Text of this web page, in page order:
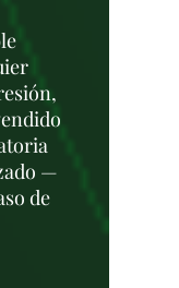
—
de